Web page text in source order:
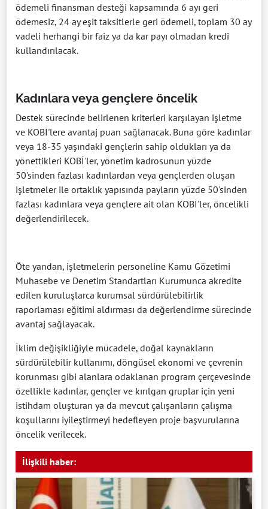
ödemeli finansman desteği kapsamında 6 ayı geri
ödemesiz, 24 ay eşit taksitlerle geri ödemeli, toplam 30 ay
vadeli herhangi bir faiz ya da kar payı olmadan kredi
kullandırılacak.
Kadınlara veya gençlere öncelik
Destek sürecinde belirlenen kriterleri karşılayan işletme
ve KOBİ'lere avantaj puan sağlanacak. Buna göre kadınlar
veya 18-35 yaşındaki gençlerin sahip oldukları ya da
yönettikleri KOBİ'ler, yönetim kadrosunun yüzde
50'sinden fazlası kadınlardan veya gençlerden oluşan
işletmeler ile ortaklık yapısında payların yüzde 50'sinden
fazlası kadınlara veya gençlere ait olan KOBİ'ler, öncelikli
değerlendirilecek.
Öte yandan, işletmelerin personeline Kamu Gözetimi
Muhasebe ve Denetim Standartları Kurumunca akredite
edilen kuruluşlarca kurumsal sürdürülebilirlik
raporlaması eğitimi aldırması da değerlendirme sürecinde
avantaj sağlayacak.
İklim değişikliğiyle mücadele, doğal kaynakların
sürdürülebilir kullanımı, döngüsel ekonomi ve çevrenin
korunması gibi alanlara odaklanan program çerçevesinde
özellikle kadınlar, gençler ve kırılgan gruplar için yeni
istihdam oluşturan ya da mevcut çalışanların çalışma
koşullarını iyileştirmeyi hedefleyen proje başvurularına
öncelik verilecek.
İlişkili haber: